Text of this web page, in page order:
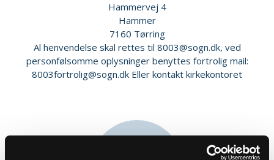
Hammervej 4
Hammer
7160 Tørring
Al henvendelse skal rettes til 8003@sogn.dk, ved
personfølsomme oplysninger benyttes fortrolig mail:
8003fortrolig@sogn.dk Eller kontakt kirkekontoret